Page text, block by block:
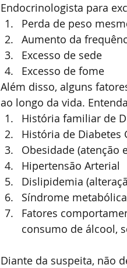
Endocrinologista para
Perda de peso
Aumento da
Excesso de sede
Excesso de fome
Além disso, alguns
ao longo da vida.
História familiar de
História de Diabetes
Obesidade (atenção
Hipertensão Arterial
Dislipidemia
Síndrome metabólica
Fatores
consumo de álcool,
Diante da suspeita, não